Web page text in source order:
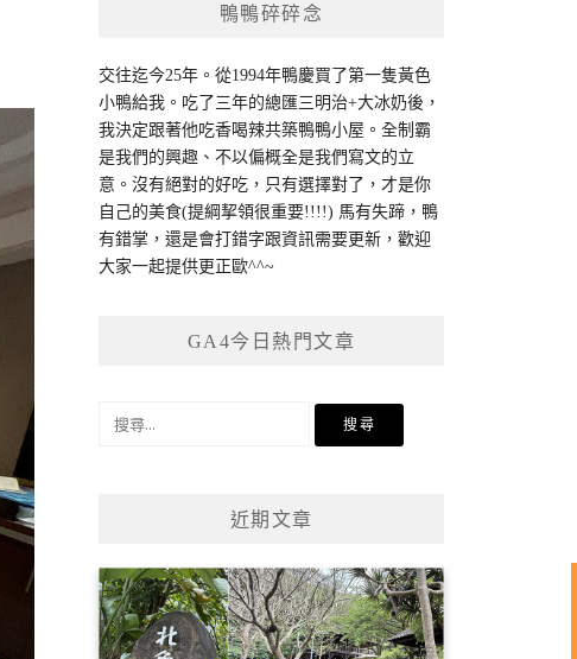
鴨鴨碎碎念
交往迄今25年。從1994年鴨慶買了第一隻黃色
小鴨給我。吃了三年的總匯三明治+大冰奶後，
我決定跟著他吃香喝辣共築鴨鴨小屋。全制霸
是我們的興趣、不以偏概全是我們寫文的立
意。沒有絕對的好吃，只有選擇對了，才是你
自己的美食(提綱挈領很重要!!!!) 馬有失蹄，鴨
有錯掌，還是會打錯字跟資訊需要更新，歡迎
大家一起提供更正歐^^~
GA4今日熱門文章
近期文章